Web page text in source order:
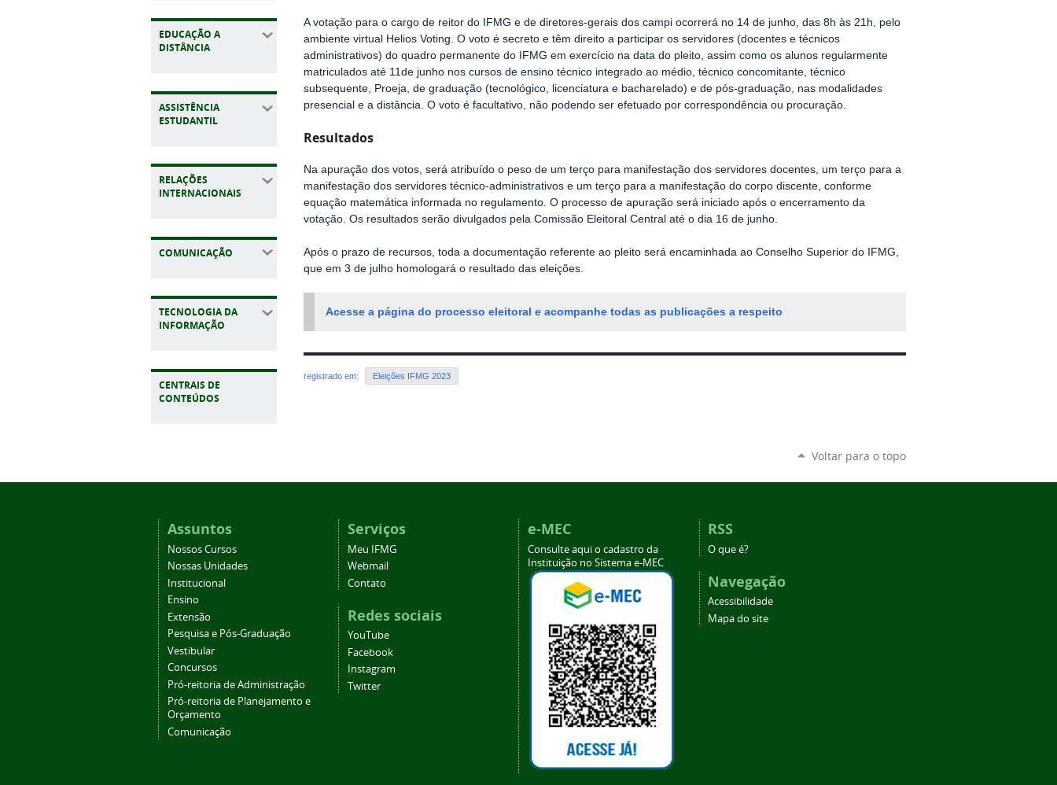
EDUCAÇÃO A
DISTÂNCIA
ASSISTÊNCIA
ESTUDANTIL
RELAÇÕES
INTERNACIONAIS
COMUNICAÇÃO
TECNOLOGIA DA
INFORMAÇÃO
CENTRAIS DE
CONTEÚDOS
A votação para o cargo de reitor do IFMG e de diretores-gerais dos campi ocorrerá no 14 de junho, das 8h às 21h, pelo
ambiente virtual Helios Voting. O voto é secreto e têm direito a participar os servidores (docentes e técnicos
administrativos) do quadro permanente do IFMG em exercício na data do pleito, assim como os alunos regularmente
matriculados até 11de junho nos cursos de ensino técnico integrado ao médio, técnico concomitante, técnico
subsequente, Proeja, de graduação (tecnológico, licenciatura e bacharelado) e de pós-graduação, nas modalidades
presencial e a distância. O voto é facultativo, não podendo ser efetuado por correspondência ou procuração.
Resultados
Na apuração dos votos, será atribuído o peso de um terço para manifestação dos servidores docentes, um terço para a
manifestação dos servidores técnico-administrativos e um terço para a manifestação do corpo discente, conforme
equação matemática informada no regulamento. O processo de apuração será iniciado após o encerramento da
votação. Os resultados serão divulgados pela Comissão Eleitoral Central até o dia 16 de junho.
Após o prazo de recursos, toda a documentação referente ao pleito será encaminhada ao Conselho Superior do IFMG,
que em 3 de julho homologará o resultado das eleições.
Acesse a página do processo eleitoral e acompanhe todas as publicações a respeito
registrado em: Eleições IFMG 2023
Voltar para o topo
Assuntos
Nossos Cursos
Nossas Unidades
Institucional
Ensino
Extensão
Pesquisa e Pós-Graduação
Vestibular
Concursos
Pró-reitoria de Administração
Pró-reitoria de Planejamento e
Orçamento
Comunicação
Serviços
Meu IFMG
Webmail
Contato
Redes sociais
YouTube
Facebook
Instagram
Twitter
e-MEC
Consulte aqui o cadastro da
Instituição no Sistema e-MEC
RSS
O que é?
Navegação
Acessibilidade
Mapa do site